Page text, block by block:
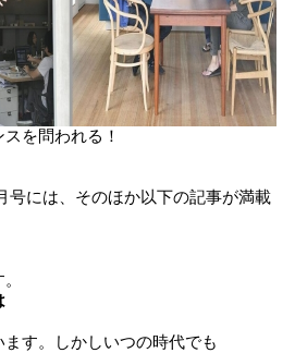
を問われる！
号には、そのほか以下の記事が満載
す。しかしいつの時代でも